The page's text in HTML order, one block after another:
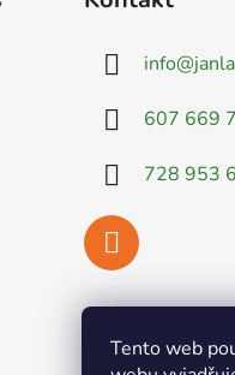
Tento web
info@
607 669
728 953